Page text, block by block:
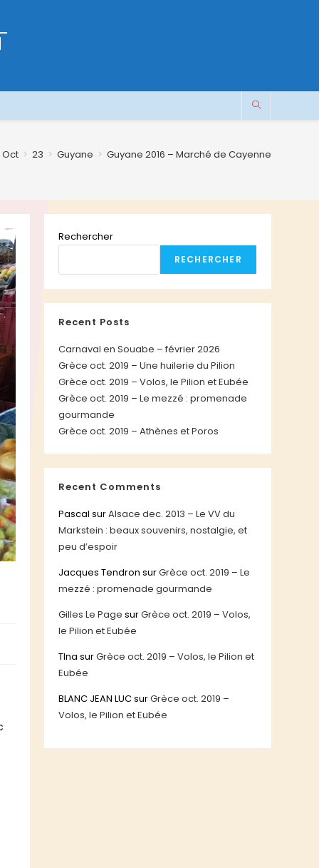
Oct > 23 > Guyane > Guyane 2016 – Marché de Cayenne
Rechercher
RECHERCHER
Recent Posts
Carnaval en Souabe – février 2026
Grèce oct. 2019 – Une huilerie du Pilion
Grèce oct. 2019 – Volos, le Pilion et Eubée
Grèce oct. 2019 – Le mezzé : promenade
gourmande
Grèce oct. 2019 – Athènes et Poros
Recent Comments
Pascal surAlsace dec. 2013 – Le VV du
Markstein : beaux souvenirs, nostalgie, et
peu d’espoir
Jacques Tendron surGrèce oct. 2019 – Le
mezzé : promenade gourmande
Gilles Le Page surGrèce oct. 2019 – Volos,
le Pilion et Eubée
TIna surGrèce oct. 2019 – Volos, le Pilion et
Eubée
BLANC JEAN LUCsurGrèce oct. 2019 –
Volos, le Pilion et Eubée